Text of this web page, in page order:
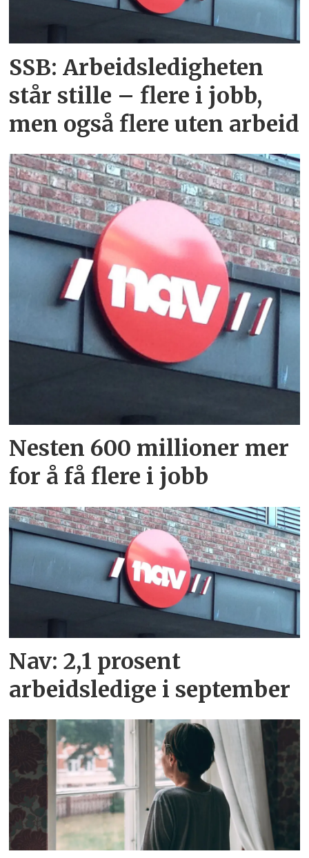
SSB: Arbeidsledigheten
står stille – flere i jobb,
men også flere uten arbeid
Nesten 600 millioner mer
for å få flere i jobb
Nav: 2,1 prosent
arbeidsledige i september